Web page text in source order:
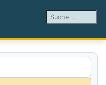
Suchen ...